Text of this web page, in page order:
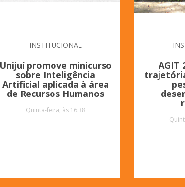
INSTITUCIONAL
Unijuí promove minicurso
sobre Inteligência
Artificial aplicada à área
de Recursos Humanos
Quinta-feira, às 16:38
AGIT